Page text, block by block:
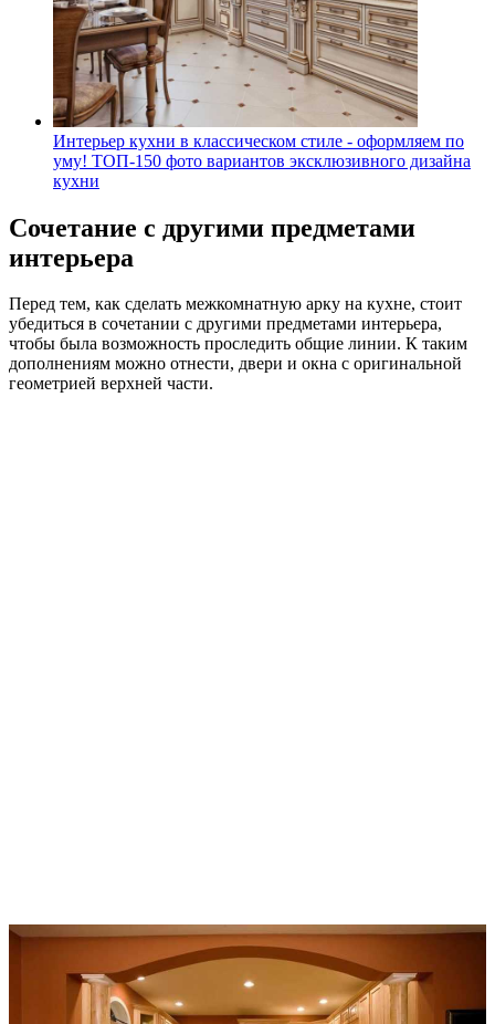
Интерьер кухни в классическом стиле - оформляем по
уму! ТОП-150 фото вариантов эксклюзивного дизайна
кухни
Сочетание с другими предметами
интерьера
Перед тем, как сделать межкомнатную арку на кухне, стоит
убедиться в сочетании с другими предметами интерьера,
чтобы была возможность проследить общие линии. К таким
дополнениям можно отнести, двери и окна с оригинальной
геометрией верхней части.